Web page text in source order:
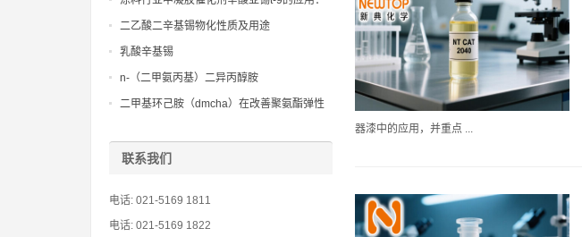
器漆中的应用，并重点 ...
提高涂层附着力的高效方法
二乙酸二辛基锡物化性质及用途
乳酸辛基锡
n-（二甲氨丙基）二异丙醇胺
二甲基环己胺（dmcha）在改善聚氨酯弹性
联系我们
电话: 021-5169 1811
电话: 021-5169 1822